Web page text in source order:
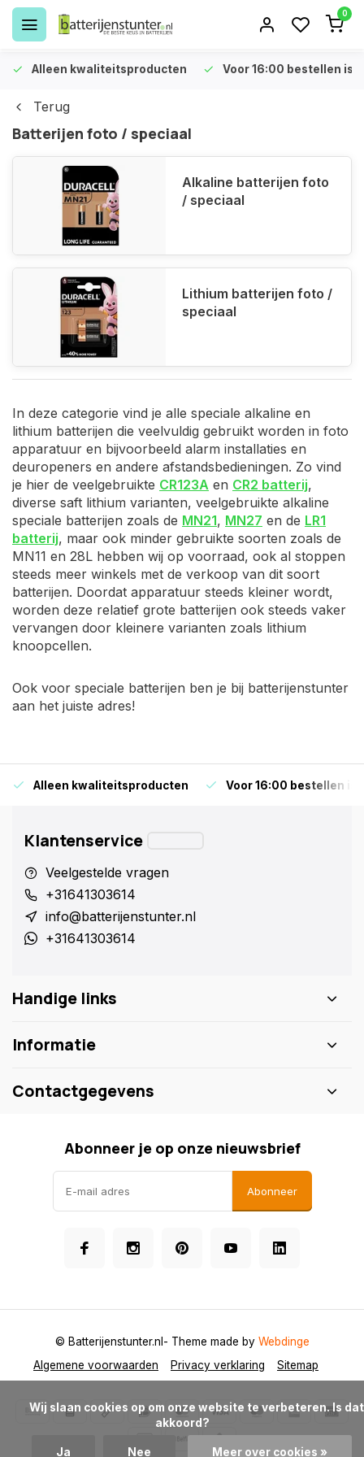
0
Alleen kwaliteitsproducten Voor 16:00 bestellen is
Terug
Batterijen foto / speciaal
Alkaline batterijen foto
/ speciaal
Lithium batterijen foto /
speciaal
In deze categorie vind je alle speciale alkaline en
lithium batterijen die veelvuldig gebruikt worden in foto
apparatuur en bijvoorbeeld alarm installaties en
deuropeners en andere afstandsbedieningen. Zo vind
je hier de veelgebruikte CR123A en CR2 batterij,
diverse saft lithium varianten, veelgebruikte alkaline
speciale batterijen zoals de MN21, MN27 en de LR1
batterij, maar ook minder gebruikte soorten zoals de
MN11 en 28L hebben wij op voorraad, ook al stoppen
steeds meer winkels met de verkoop van dit soort
batterijen. Doordat apparatuur steeds kleiner wordt,
worden deze relatief grote batterijen ook steeds vaker
vervangen door kleinere varianten zoals lithium
knoopcellen.
Ook voor speciale batterijen ben je bij batterijenstunter
aan het juiste adres!
Alleen kwaliteitsproducten Voor 16:00 bestellen is
Klantenservice
Veelgestelde vragen
+31641303614
info@batterijenstunter.nl
+31641303614
Handige links
Informatie
Contactgegevens
Abonneer je op onze nieuwsbrief
Abonneer
Algemene voorwaarden Privacy verklaring Sitemap
© Batterijenstunter.nl - Theme made by Webdinge
akkoord?
Ja Nee Meer over cookies »